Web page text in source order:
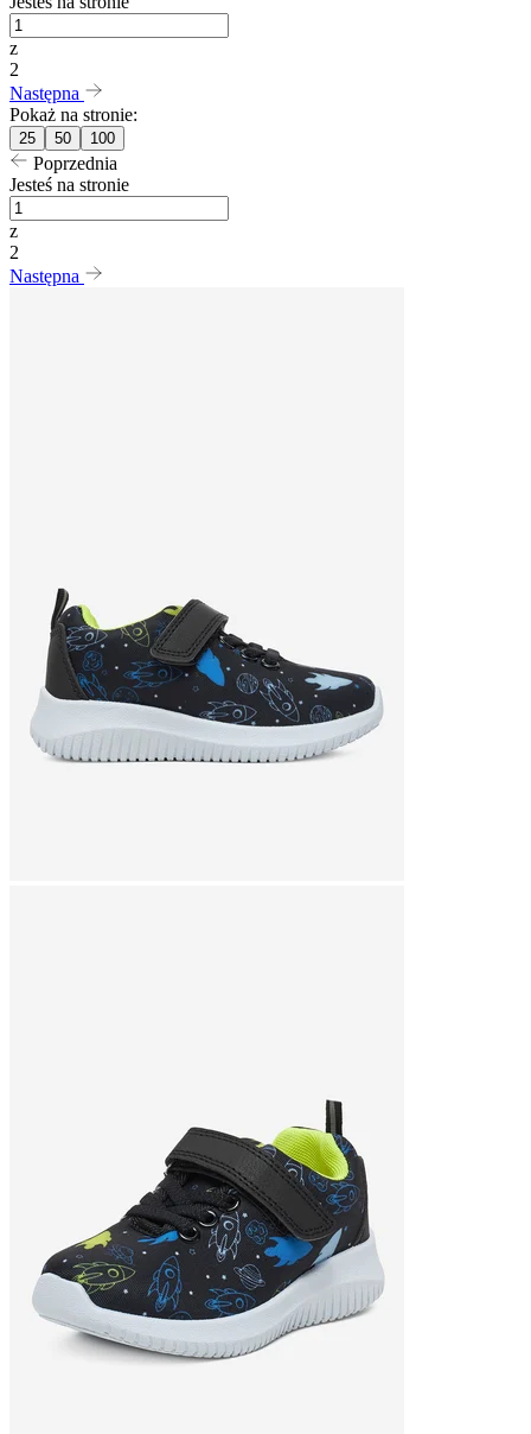
z
2
Następna
Pokaż na stronie:
25 50 100
Poprzednia
Jesteś na stronie
z
2
Następna